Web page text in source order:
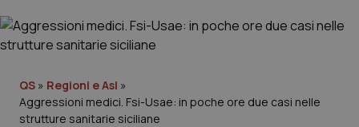
Governo e Parlamento
QS » Regioni e Asl »
Aggressioni medici. Fsi-Usae: in poche ore due casi nelle
strutture sanitarie siciliane